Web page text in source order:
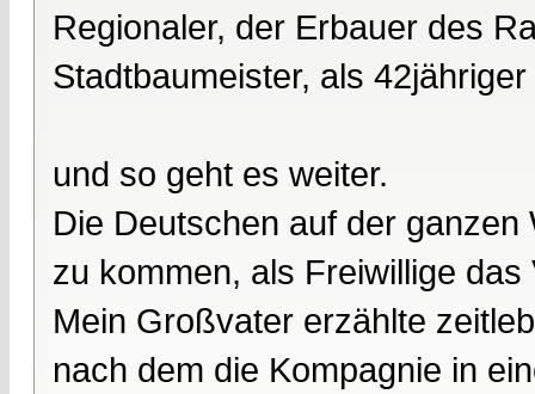
Regionaler, der Erbauer des
Stadtbaumeister, als
und so geht es weiter.
Die Deutschen auf der
zu kommen, als Freiwillige
Mein Großvater erzählte
nach dem die Kompagnie in